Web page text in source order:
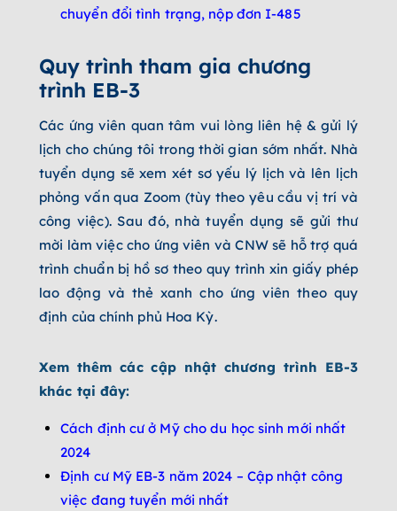
chuyển đổi tình trạng, nộp đơn I-485
Quy trình tham gia chương
trình EB-3
Các ứng viên quan tâm vui lòng liên hệ & gửi lý
lịch cho chúng tôi trong thời gian sớm nhất. Nhà
tuyển dụng sẽ xem xét sơ yếu lý lịch và lên lịch
phỏng vấn qua Zoom (tùy theo yêu cầu vị trí và
công việc). Sau đó, nhà tuyển dụng sẽ gửi thư
mời làm việc cho ứng viên và CNW sẽ hỗ trợ quá
trình chuẩn bị hồ sơ theo quy trình xin giấy phép
lao động và thẻ xanh cho ứng viên theo quy
định của chính phủ Hoa Kỳ.
Xem thêm các cập nhật chương trình EB-3
khác tại đây:
Cách định cư ở Mỹ cho du học sinh mới nhất
2024
Định cư Mỹ EB-3 năm 2024 – Cập nhật công
việc đang tuyển mới nhất